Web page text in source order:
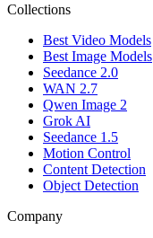
Collections
Best Video Models
Best Image Models
Seedance 2.0
WAN 2.7
Qwen Image 2
Grok AI
Seedance 1.5
Motion Control
Content Detection
Object Detection
Company